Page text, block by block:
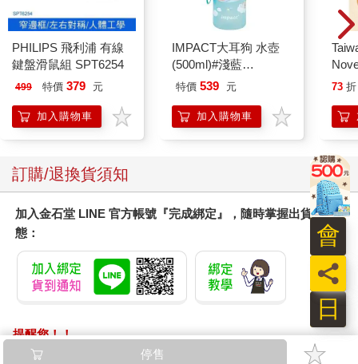
PHILIPS 飛利浦 有線
鍵盤滑鼠組 SPT6254
499 特價 379 元
加入購物車
IMPACT大耳狗 水壺
(500ml)#淺藍
IMCMB01LB
特價 539 元
加入購物車
73 折
訂購/退換貨須知
加入金石堂 LINE 官方帳號『完成綁定』，隨時掌握出貨動
態：
提醒您！！
金石堂及銀行均不會請您操作ATM! 如接獲電話要求您前往
停售
日
員
會